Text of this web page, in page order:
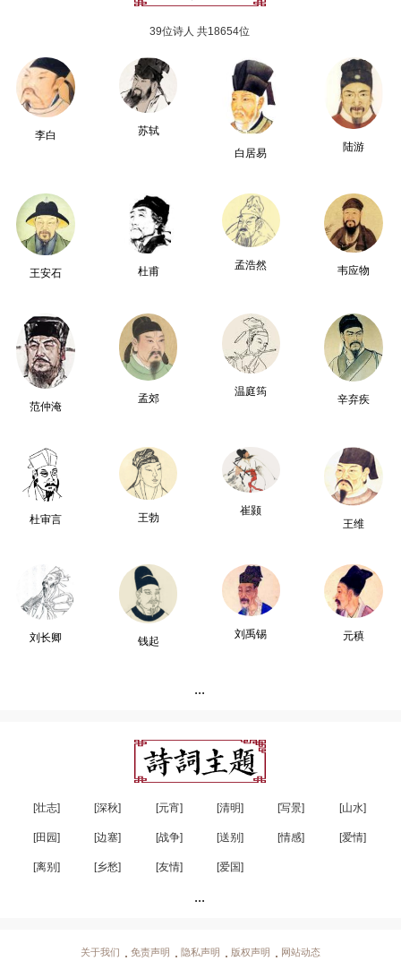
39位诗人 共18654位
李白
苏轼
白居易
陆游
王安石 杜甫
孟浩然 韦应物
范仲淹
孟郊
温庭筠
辛弃疾
杜审言 王勃
崔颢
王维
刘长卿 钱起
刘禹锡 元稹
...
[壮志] [深秋] [元宵] [清明] [写景] [山水]
[田园] [边塞] [战争] [送别] [情感] [爱情]
[离别] [乡愁] [友情] [爱国]
...
关于我们 免责声明 隐私声明 版权声明 网站动态